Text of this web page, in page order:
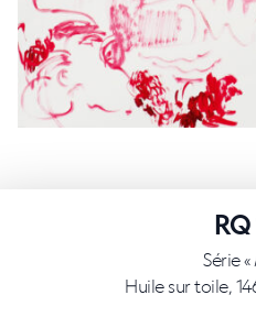
RQ
Série
Huile sur toile,